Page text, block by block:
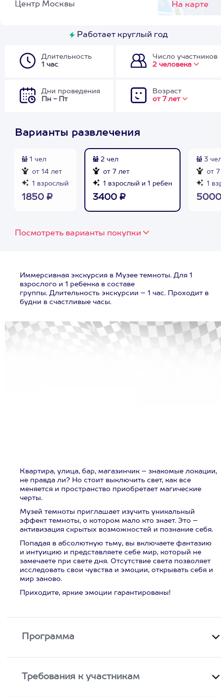
На карте
Центр Москвы
Работает круглый год
Длительность
1 час
Число участников
2 человека
Дни проведения
Пн - Пт
Возраст
от 7 лет
Варианты развлечения
1 чел
от 14 лет
1 взрослый
1850 ₽
2 чел
от 7 лет
1 взрослый и 1 ребен
3400 ₽
3
от
1
Посмотреть варианты покупки
Иммерсивная экскурсия в Музее темноты. Для 1
взрослого и 1 ребенка в составе
группы. Длительность экскурсии – 1 час. Проходит в
будни в счастливые часы.
Квартира, улица, бар, магазинчик – знакомые локации,
не правда ли? Но стоит выключить свет, как все
меняется и пространство приобретает магические
черты.
Музей темноты приглашает изучить уникальный
эффект темноты, о котором мало кто знает. Это –
активизация скрытых возможностей и познание себя.
Попадая в абсолютную тьму, вы включаете фантазию
и интуицию и представляете себе мир, который не
замечаете при свете дня. Отсутствие света позволяет
исследовать свои чувства и эмоции, открывать себя и
мир заново.
Приходите, яркие эмоции гарантированы!
Программа
Требования к участникам